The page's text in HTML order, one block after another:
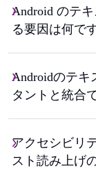
Android のテ
る要因は何で
Androidのテキ
タントと統合
アクセシビリ
スト読み上げ